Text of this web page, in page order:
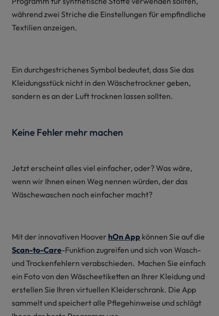
während zwei Striche die Einstellungen für empfindliche
Textilien anzeigen.
Ein durchgestrichenes Symbol bedeutet, dass Sie das
Kleidungsstück nicht in den Wäschetrockner geben,
sondern es an der Luft trocknen lassen sollten.
Keine Fehler mehr machen
Jetzt erscheint alles viel einfacher, oder? Was wäre,
wenn wir Ihnen einen Weg nennen würden, der das
Wäschewaschen noch einfacher macht?
Mit der innovativen Hoover hOn App können Sie auf die
Scan-to-Care-Funktion zugreifen und sich von Wasch-
und Trockenfehlern verabschieden. Machen Sie einfach
ein Foto von den Wäscheetiketten an Ihrer Kleidung und
erstellen Sie Ihren virtuellen Kleiderschrank. Die App
sammelt und speichert alle Pflegehinweise und schlägt